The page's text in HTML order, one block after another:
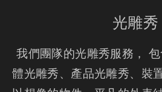
光雕秀
我們團隊的光雕秀服務，
體光雕秀、產品光雕秀、裝